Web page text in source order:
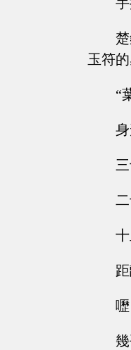
玉符
“
二
十
嚦